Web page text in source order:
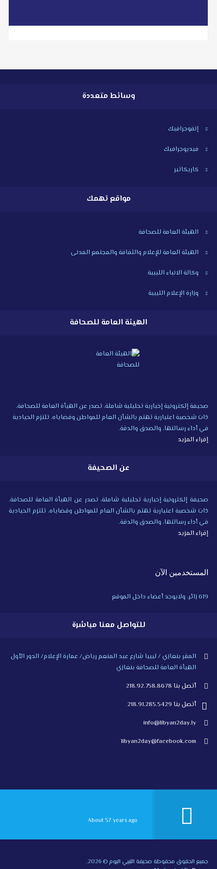
وسائط متعددة
إنفوجرافيك
فيديوجرافيك
كاريكاتير
مواقع تهمك
الهيئة العامة للصحافة
الهيئة العامة للإعلام والثقافة والمجتمع المدنى
وكالة الانباء الليبية
وزارة الإعلام الليبية
الهيئة العامة للصحافة
صحيفة إلكترونية إخبارية تحليلية شاملة، تصدر عن الهيأة العامة للصحافة،
ذات شخصية اعتبارية تهتم بالشأن العام للمواطن وقضاياه، تلتزم الحيادية
في أداء رسالتها، والصدق والدقة.
إقراء المزيد
عن الصحيفة
صحيفة إلكترونية إخبارية تحليلية شاملة، تصدر عن الهيأة العامة للصحافة،
ذات شخصية اعتبارية تهتم بالشأن العام للمواطن وقضاياه، تلتزم الحيادية
في أداء رسالتها، والصدق والدقة.
إقراء المزيد
المستخدمين الآن
619 زائر، ولايوجد أعضاء داخل الموقع
للتواصل معنا مباشرة
المقر بنغازي / ليبيا شارع عبد المنعم رياض/ عمارة الإعلام/ الدور الأول
الهيأة العامة للصحافة بنغازي
أتصل بنا 218.92.758.8678
أتصل بنا 218.91.285.5429
info@libyan2day.ly
libyan2day@facebook.com
About 57 years ago
جميع الحقوق محفوظة صحيفة الليبي اليوم © 2026.